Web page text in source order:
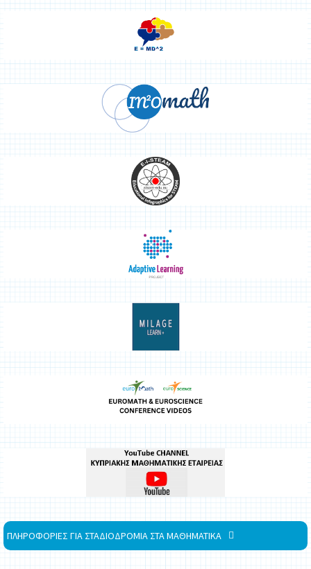
ΠΛΗΡΟΦΟΡΙΕΣ ΓΙΑ ΣΤΑΔΙΟΔΡΟΜΙΑ ΣΤΑ ΜΑΘΗΜΑΤΙΚΑ